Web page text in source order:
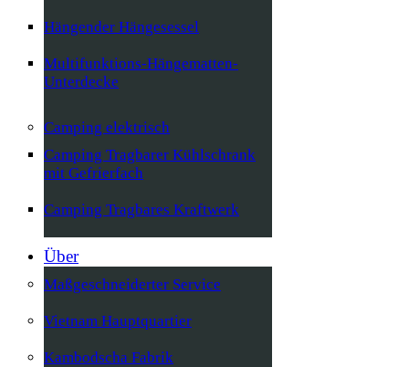
Hängender Hängesessel
Multifunktions-Hängematten-
Unterdecke
Camping elektrisch
Camping Tragbarer Kühlschrank
mit Gefrierfach
Camping Tragbares Kraftwerk
Über
Maßgeschneiderter Service
Vietnam Hauptquartier
Kambodscha Fabrik